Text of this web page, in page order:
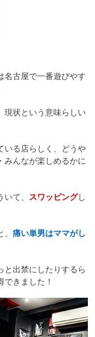
名古屋で一番遊びやす
現状という意味らしい
いる店らしく、どうや
みんなが楽しめるかに
て、 スワッピングし
痛い単男はママがし
と出禁にしたりするら
きました！